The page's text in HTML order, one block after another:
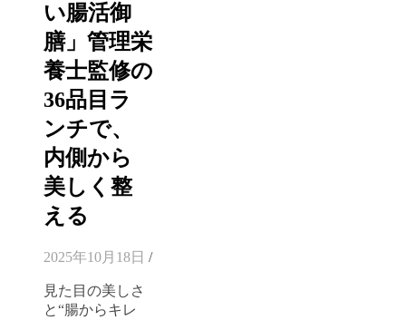
い腸活御
膳」管理栄
養士監修の
36品目ラ
ンチで、
内側から
美しく整
える
2025年10月18日 /
見た目の美しさ
と“腸からキレ